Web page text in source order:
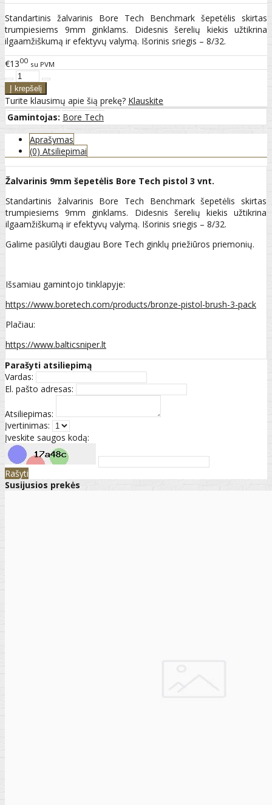
Standartinis žalvarinis Bore Tech Benchmark šepetėlis skirtas
trumpiesiems 9mm ginklams. Didesnis šerelių kiekis užtikrina
ilgaamžiškumą ir efektyvų valymą. Išorinis sriegis – 8/32.
€1300 su PVM
Turite klausimų apie šią prekę? Klauskite
Gamintojas: Bore Tech
Aprašymas
(0) Atsiliepimai
Žalvarinis 9mm šepetėlis Bore Tech pistol 3 vnt.
Standartinis žalvarinis Bore Tech Benchmark šepetėlis skirtas
trumpiesiems 9mm ginklams. Didesnis šerelių kiekis užtikrina
ilgaamžiškumą ir efektyvų valymą. Išorinis sriegis – 8/32.
Galime pasiūlyti daugiau Bore Tech ginklų priežiūros priemonių.
Išsamiau gamintojo tinklapyje:
https://www.boretech.com/products/bronze-pistol-brush-3-pack
Plačiau:
https://www.balticsniper.lt
Parašyti atsiliepimą
Vardas:
El. pašto adresas:
Atsiliepimas:
Įvertinimas:
Įveskite saugos kodą:
Rašyti
Susijusios prekės